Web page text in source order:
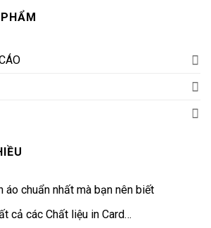
áo chuẩn nhất mà bạn nên biết
cả các Chất liệu in Card…